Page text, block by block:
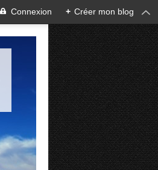
Connexion + Créer mon blog